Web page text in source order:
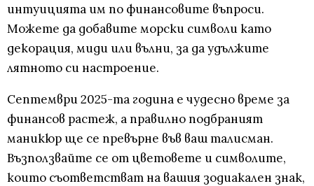
интуицията им по финансовите въпроси.
Можете да добавите морски символи като
декорация, миди или вълни, за да удължите
лятното си настроение.
Септември 2025-та година е чудесно време за
финансов растеж, а правилно подбраният
маникюр ще се превърне във ваш талисман.
Възползвайте се от цветовете и символите,
които съответстват на вашия зодиакален знак,